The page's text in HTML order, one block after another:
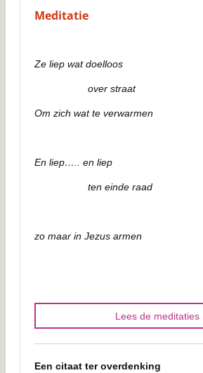
Meditatie
Ze liep wat doelloos
over straat
Om zich wat te verwarmen
En liep….. en liep
ten einde raad
zo maar in Jezus armen
Lees de meditaties
Een citaat ter overdenking